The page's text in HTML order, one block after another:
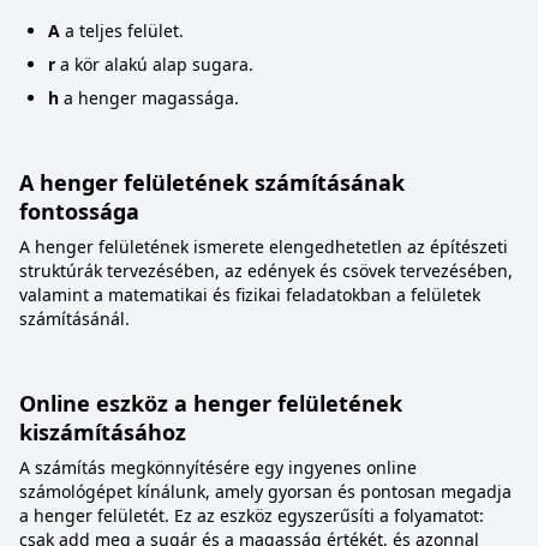
A a teljes felület.
r a kör alakú alap sugara.
h a henger magassága.
A henger felületének számításának
fontossága
A henger felületének ismerete elengedhetetlen az építészeti
struktúrák tervezésében, az edények és csövek tervezésében,
valamint a matematikai és fizikai feladatokban a felületek
számításánál.
Online eszköz a henger felületének
kiszámításához
A számítás megkönnyítésére egy ingyenes online
számológépet kínálunk, amely gyorsan és pontosan megadja
a henger felületét. Ez az eszköz egyszerűsíti a folyamatot:
csak add meg a sugár és a magasság értékét, és azonnal